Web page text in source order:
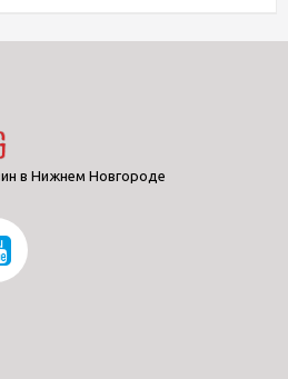
в Нижнем Новгороде